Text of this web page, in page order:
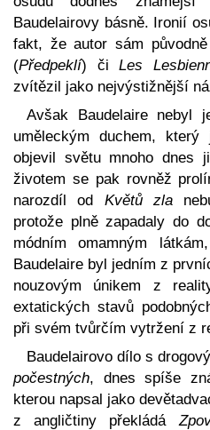
Baudelairovy básně. Ironií
fakt, že autor sám
(Předpeklí) čiLes
zvítězil jako nejvýstižnější
Avšak Baudelaire nebyl
uměleckým duchem,
objevil světu mnoho dnes
životem se pak rovněž
narozdíl od Květů zla
protože plně zapadaly do
módním omamným
Baudelaire byl jedním z
nouzovým únikem z
extatických stavů
při svém tvůrčím vytržení z
Baudelairovo dílo s
počestných, dnes spíše
kterou napsal jako
z angličtiny překládá